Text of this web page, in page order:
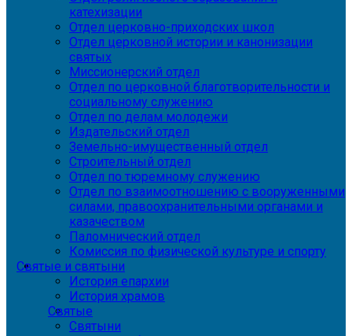
катехизации
Отдел церковно-приходских школ
Отдел церковной истории и канонизации
святых
Миссионерский отдел
Отдел по церковной благотворительности и
социальному служению
Отдел по делам молодежи
Издательский отдел
Земельно-имущественный отдел
Строительный отдел
Отдел по тюремному служению
Отдел по взаимоотношению с вооруженными
силами, правоохранительными органами и
казачеством
Паломнический отдел
Комиссия по физической культуре и спорту
Святые и святыни
История епархии
История храмов
Святые
Святыни